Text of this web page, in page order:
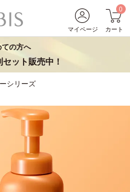
マイページ
0
カート
の方へ
ット販売中！
シリーズ